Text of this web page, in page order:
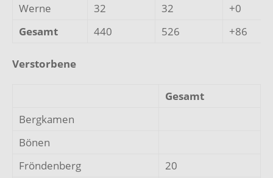
Werne
32 32
+0
Gesamt
440 526 +86
Verstorbene
Gesamt
Bergkamen
Bönen
Fröndenberg
20